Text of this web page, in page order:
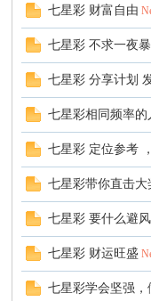
七星彩 财富自由
七星彩 不求一夜
七星彩 分享计划
七星彩相同频率
七星彩 定位参考
七星彩带你直击大
七星彩 要什么避
七星彩 财运旺盛
七星彩学会坚强，